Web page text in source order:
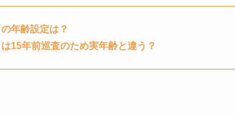
年齢設定は？
は15年前巡査のため実年齢と違う ？